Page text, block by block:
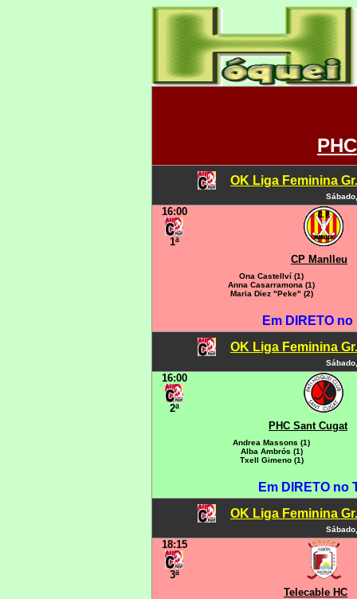
OK Liga Feminina
16:00
1ª
CP Manlleu
Ona Castellví (1)
Anna Casarramona (1)
Maria Diez "Peke" (2)
Em DIRETO
OK Liga Feminina
16:00
2ª
PHC Sant Cugat
Andrea Massons (1)
Alba Ambrós (1)
Txell Gimeno (1)
Em DIRETO no
OK Liga Feminina
18:15
3ª
Telecable HC